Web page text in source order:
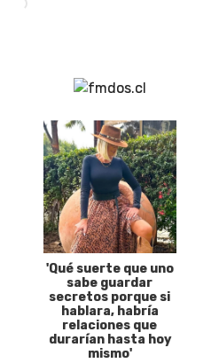
'Qué suerte que uno
sabe guardar
secretos porque si
hablara, habría
relaciones que
durarían hasta hoy
mismo'